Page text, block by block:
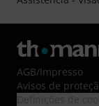
AGB/Impresso
Avisos de